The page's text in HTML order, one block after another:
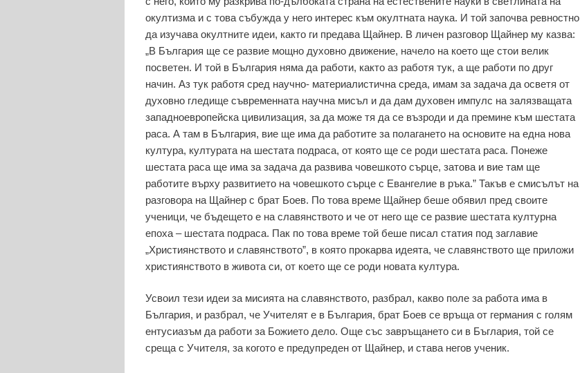
окултизма и с това събужда у него интерес към окултната наука. И той започва ревностно
да изучава окултните идеи, както ги предава Щайнер. В личен разговор Щайнер му казва:
„В България ще се развие мощно духовно движение, начело на което ще стои велик
посветен. И той в България няма да работи, както аз работя тук, а ще работи по друг
начин. Аз тук работя сред научно- материалистична среда, имам за задача да осветя от
духовно гледище съвременната научна мисъл и да дам духовен импулс на залязващата
западноевропейска цивилизация, за да може тя да се възроди и да премине към шестата
раса. А там в България, вие ще има да работите за полагането на основите на една нова
култура, културата на шестата подраса, от която ще се роди шестата раса. Понеже
шестата раса ще има за задача да развива човешкото сърце, затова и вие там ще
работите върху развитието на човешкото сърце с Евангелие в ръка.” Такъв е смисълът на
разговора на Щайнер с брат Боев. По това време Щайнер беше обявил пред своите
ученици, че бъдещето е на славянството и че от него ще се развие шестата културна
епоха – шестата подраса. Пак по това време той беше писал статия под заглавие
„Християнството и славянството”, в която прокарва идеята, че славянството ще приложи
християнството в живота си, от което ще се роди новата култура.
Усвоил тези идеи за мисията на славянството, разбрал, какво поле за работа има в
България, и разбрал, че Учителят е в България, брат Боев се връща от германия с голям
ентусиазъм да работи за Божието дело. Още със завръщането си в Бъглария, той се
среща с Учителя, за когото е предупреден от Щайнер, и става негов ученик.